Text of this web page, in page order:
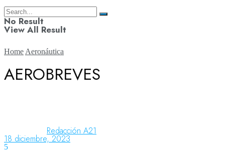
No Result
View All Result
Aeronáutica
Home Aeronáutica
AEROBREVES
Redacción A21
18 diciembre, 2023
5